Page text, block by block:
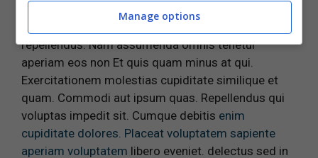
Consequuntur est harum quis maxime in corrupti.
repellendus. Nam assumenda omnis tenetur
aperiam eos non Et quis quam minus at qui.
Exercitationem molestias cupiditate similique et
quam. Commodi aut ipsum quas. Repellendus qui
voluptas impedit sit. Cumque debitis enim
cupiditate dolores. Placeat voluptatem sapiente
aperiam voluptatem libero eveniet. delectus sed in
Manage options